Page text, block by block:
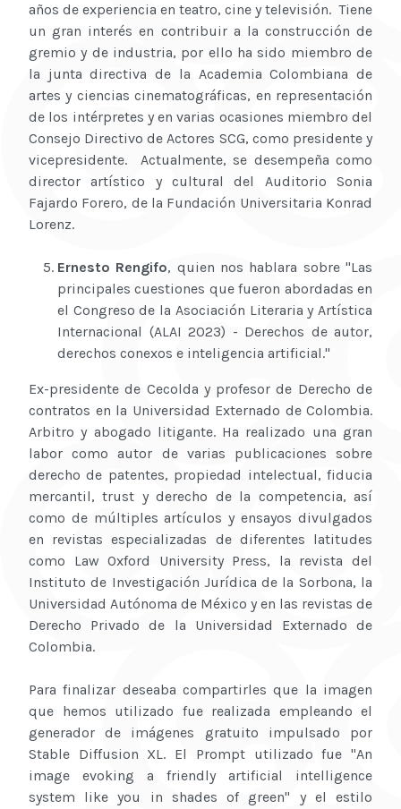
años de experiencia en teatro, cine y televisión. Tiene
un gran interés en contribuir a la construcción de
gremio y de industria, por ello ha sido miembro de
la junta directiva de la Academia Colombiana de
artes y ciencias cinematográficas, en representación
de los intérpretes y en varias ocasiones miembro del
Consejo Directivo de Actores SCG, como presidente y
vicepresidente. Actualmente, se desempeña como
director artístico y cultural del Auditorio Sonia
Fajardo Forero, de la Fundación Universitaria Konrad
Lorenz.
Ernesto Rengifo, quien nos hablara sobre "Las
principales cuestiones que fueron abordadas en
el Congreso de la Asociación Literaria y Artística
Internacional (ALAI 2023) - Derechos de autor,
derechos conexos e inteligencia artificial."
Ex-presidente de Cecolda y profesor de Derecho de
contratos en la Universidad Externado de Colombia.
Arbitro y abogado litigante. Ha realizado una gran
labor como autor de varias publicaciones sobre
derecho de patentes, propiedad intelectual, fiducia
mercantil, trust y derecho de la competencia, así
como de múltiples artículos y ensayos divulgados
en revistas especializadas de diferentes latitudes
como Law Oxford University Press, la revista del
Instituto de Investigación Jurídica de la Sorbona, la
Universidad Autónoma de México y en las revistas de
Derecho Privado de la Universidad Externado de
Colombia.
Para finalizar deseaba compartirles que la imagen
que hemos utilizado fue realizada empleando el
generador de imágenes gratuito impulsado por
Stable Diffusion XL. El Prompt utilizado fue "An
image evoking a friendly artificial intelligence
system like you in shades of green" y el estilo